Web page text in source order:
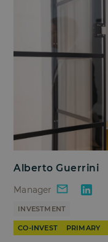
Alberto Guerrini
Manager
INVESTMENT
CO-INVEST PRIMARY